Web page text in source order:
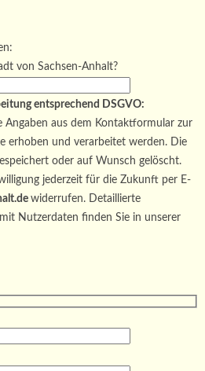
von Sachsen-Anhalt?
entsprechend DSGVO:
Angaben aus dem Kontaktformular zur
erhoben und verarbeitet werden. Die
oder auf Wunsch gelöscht.
jederzeit für die Zukunft per E-
widerrufen. Detaillierte
Nutzerdaten finden Sie in unserer